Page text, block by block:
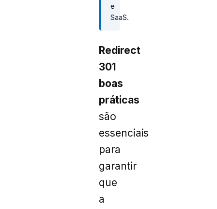
e
SaaS.
Redirect
301
boas
práticas
são
essenciais
para
garantir
que
a